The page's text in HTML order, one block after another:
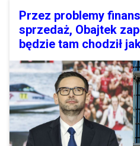
Przez problemy
sprzedaż, Obajtek
będzie tam chodził